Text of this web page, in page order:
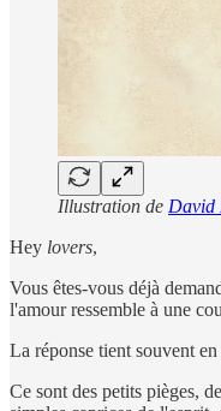
Illustration de David
Hey lovers,
Vous êtes-vous déjà
l'amour ressemble à une
La réponse tient souvent
Ce sont des petits pièges,